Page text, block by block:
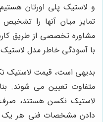
و لاستیک پلی اورتان هستیم.
تمایز میان آنها را
مشاوره تخصصی از طریق
با آسودگی خاطر مدل
بدیهی است، قیمت
متفاوت تعیین می شوند.
لاستیک نکسن هستند، صرف
دادن مشخصات فنی هر یک